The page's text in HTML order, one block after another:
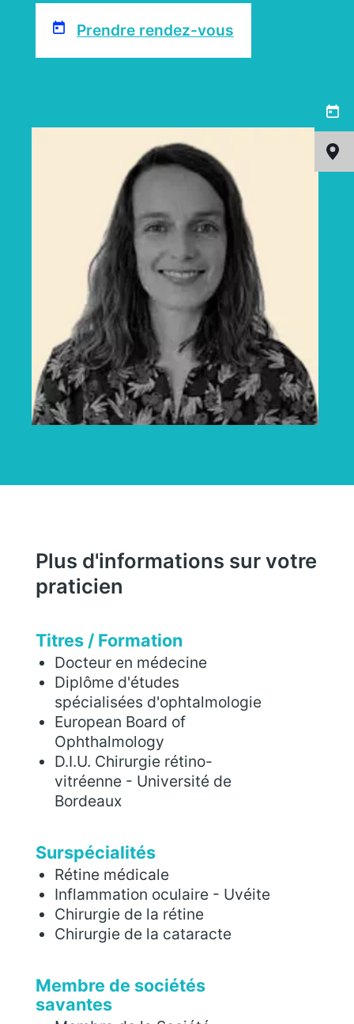
Prendre rendez-vous
Plus d'informations sur votre
praticien
Titres / Formation
Docteur en médecine
Diplôme d'études
spécialisées d'ophtalmologie
European Board of
Ophthalmology
D.I.U. Chirurgie rétino-
vitréenne - Université de
Bordeaux
Surspécialités
Rétine médicale
Inflammation oculaire - Uvéite
Chirurgie de la rétine
Chirurgie de la cataracte
Membre de sociétés
savantes